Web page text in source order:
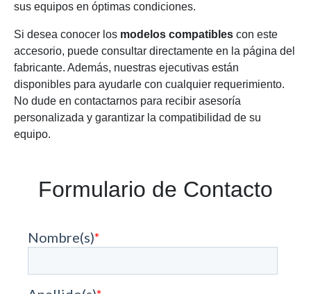
sus equipos en óptimas condiciones.
Si desea conocer los modelos compatibles con este
accesorio, puede consultar directamente en la página del
fabricante. Además, nuestras ejecutivas están
disponibles para ayudarle con cualquier requerimiento.
No dude en contactarnos para recibir asesoría
personalizada y garantizar la compatibilidad de su
equipo.
Formulario de Contacto